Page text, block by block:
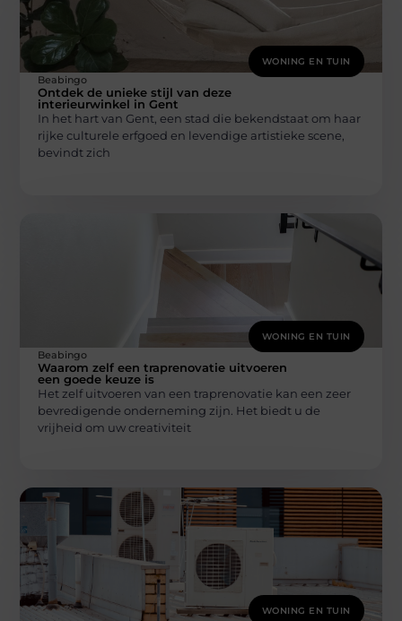
WONING EN TUIN
Beabingo
Ontdek de unieke stijl van deze
interieurwinkel in Gent
In het hart van Gent, een stad die bekendstaat om haar
rijke culturele erfgoed en levendige artistieke scene,
bevindt zich
WONING EN TUIN
Beabingo
Waarom zelf een traprenovatie uitvoeren
een goede keuze is
Het zelf uitvoeren van een traprenovatie kan een zeer
bevredigende onderneming zijn. Het biedt u de
vrijheid om uw creativiteit
WONING EN TUIN